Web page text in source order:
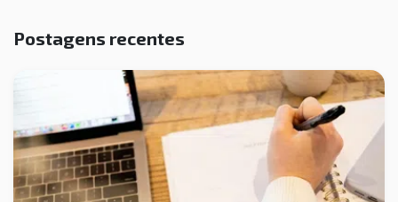
Postagens recentes